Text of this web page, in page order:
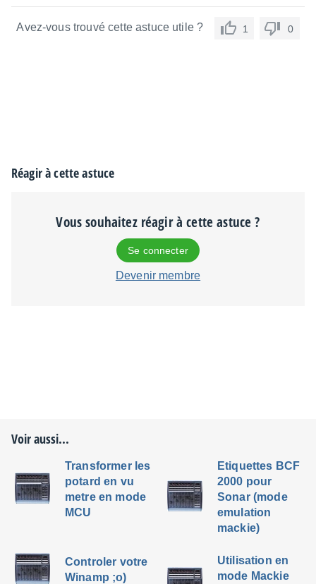
Avez-vous trouvé cette astuce utile ? 1 0
Réagir à cette astuce
Vous souhaitez réagir à cette astuce ?
Se connecter
Devenir membre
Voir aussi...
Transformer les
potard en vu
metre en mode
MCU
Etiquettes BCF
2000 pour
Sonar (mode
emulation
mackie)
Controler votre
Winamp ;o)
Utilisation en
mode Mackie